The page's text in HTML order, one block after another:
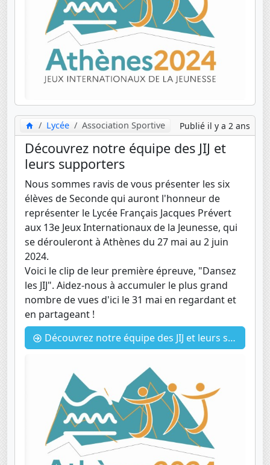
Lycée Association Sportive Publié il y a 2 ans
Découvrez notre équipe des JIJ et
leurs supporters
Nous sommes ravis de vous présenter les six
élèves de Seconde qui auront l'honneur de
représenter le Lycée Français Jacques Prévert
aux 13e Jeux Internationaux de la Jeunesse, qui
se dérouleront à Athènes du 27 mai au 2 juin
2024.
Voici le clip de leur première épreuve, "Dansez
les JIJ". Aidez-nous à accumuler le plus grand
nombre de vues d'ici le 31 mai en regardant et
en partageant !
Découvrez notre équipe des JIJ et leurs supporters